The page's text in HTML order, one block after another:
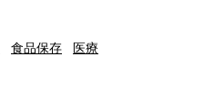
食品保存
医療